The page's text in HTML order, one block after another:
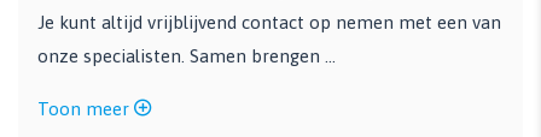
Je kunt altijd vrijblijvend contact op nemen met een van
onze specialisten. Samen brengen ...
Toon meer